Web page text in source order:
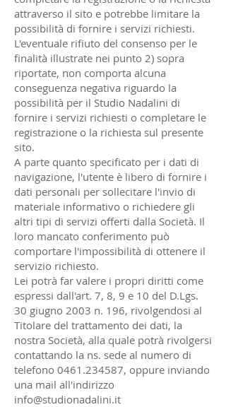
attraverso il sito e potrebbe limitare la
possibilità di fornire i servizi richiesti.
L'eventuale rifiuto del consenso per le
finalità illustrate nei punto 2) sopra
riportate, non comporta alcuna
conseguenza negativa riguardo la
possibilità per il Studio Nadalini di
fornire i servizi richiesti o completare le
registrazione o la richiesta sul presente
sito.
A parte quanto specificato per i dati di
navigazione, l'utente è libero di fornire i
dati personali per sollecitare l'invio di
materiale informativo o richiedere gli
altri tipi di servizi offerti dalla Società. Il
loro mancato conferimento può
comportare l'impossibilità di ottenere il
servizio richiesto.
Lei potrà far valere i propri diritti come
espressi dall'art. 7, 8, 9 e 10 del D.Lgs.
30 giugno 2003 n. 196, rivolgendosi al
Titolare del trattamento dei dati, la
nostra Società, alla quale potrà rivolgersi
contattando la ns. sede al numero di
telefono 0461.234587, oppure inviando
una mail all'indirizzo
info@studionadalini.it